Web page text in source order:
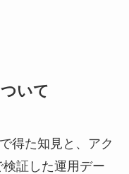
いて
得た知見と、アク
証した運用デー